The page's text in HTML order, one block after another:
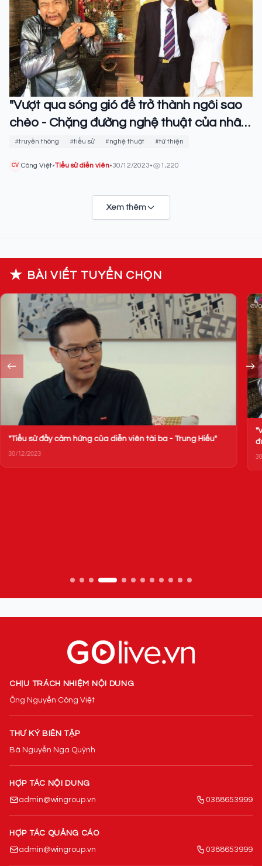
"Vượt qua sóng gió để trở thành ngôi sao
chèo - Chặng đường nghệ thuật của nhân
vật Quốc Anh"
#truyền thông #tiểu sử #nghệ thuật #từ thiện
CV Công Việt•Tiểu sử diễn viên•30/12/2023• 1,220
Xem thêm
★ BÀI VIẾT TUYỂN CHỌN
"Tiểu sử đầy cảm hứng của diễn viên tài ba - Trung Hiếu"
30/12/2023
CHỊU TRÁCH NHIỆM NỘI DUNG
Ông Nguyễn Công Việt
THƯ KÝ BIÊN TẬP
Bà Nguyễn Nga Quỳnh
HỢP TÁC NỘI DUNG
admin@wingroup.vn
0388653999
HỢP TÁC QUẢNG CÁO
admin@wingroup.vn
0388653999